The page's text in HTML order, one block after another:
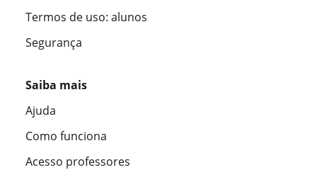
Termos de uso: alunos
Segurança
Saiba mais
Ajuda
Como funciona
Acesso professores